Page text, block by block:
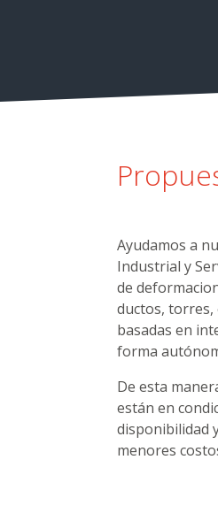
Ayudamos a
Industrial y
de
ductos,
basadas en
forma
De esta
están en
disponibilidad
menores